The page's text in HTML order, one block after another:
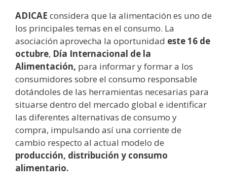
ADICAE considera que la alimentación es uno de
los principales temas en el consumo. La
asociación aprovecha la oportunidad este 16 de
octubre, Día Internacional de la
Alimentación, para informar y formar a los
consumidores sobre el consumo responsable
dotándoles de las herramientas necesarias para
situarse dentro del mercado global e identificar
las diferentes alternativas de consumo y
compra, impulsando así una corriente de
cambio respecto al actual modelo de
producción, distribución y consumo
alimentario.